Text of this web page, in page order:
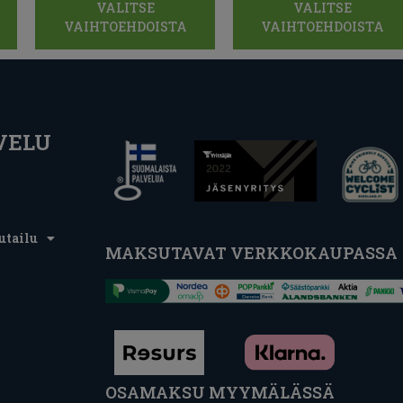
VALITSE
VAIHTOEHDOISTA
VALITSE
VAIHTOEHDOISTA
MAKSUTAVAT VERKKOKAUPASSA
OSAMAKSU MYYMÄLÄSSÄ